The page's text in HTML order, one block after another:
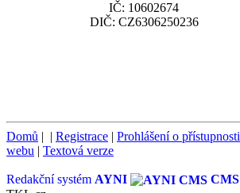
IČ: 10602674
DIČ: CZ6306250236
Domů | | Registrace | Prohlášení o přístupnosti
webu | Textová verze
Redakční systém AYNI CMS